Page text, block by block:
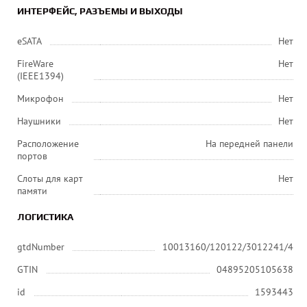
ИНТЕРФЕЙС, РАЗЪЕМЫ И ВЫХОДЫ
eSATA
Нет
FireWare
(IEEE1394)
Нет
Микрофон
Нет
Наушники
Нет
Расположение
портов
На передней панели
Слоты для карт
памяти
Нет
ЛОГИСТИКА
gtdNumber
10013160/120122/3012241/4
GTIN
04895205105638
id
1593443